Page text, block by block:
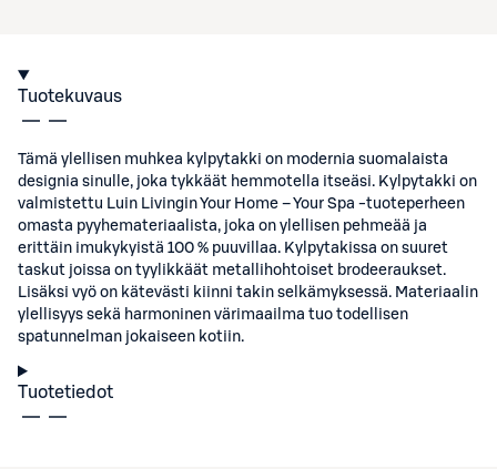
Tuotekuvaus
Tämä ylellisen muhkea kylpytakki on modernia suomalaista
designia sinulle, joka tykkäät hemmotella itseäsi. Kylpytakki on
valmistettu Luin Livingin Your Home – Your Spa -tuoteperheen
omasta pyyhemateriaalista, joka on ylellisen pehmeää ja
erittäin imukykyistä 100 % puuvillaa. Kylpytakissa on suuret
taskut joissa on tyylikkäät metallihohtoiset brodeeraukset.
Lisäksi vyö on kätevästi kiinni takin selkämyksessä. Materiaalin
ylellisyys sekä harmoninen värimaailma tuo todellisen
spatunnelman jokaiseen kotiin.
Tuotetiedot